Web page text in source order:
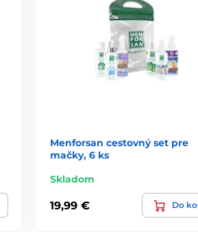
Menforsan cestovný set pre
mačky, 6 ks
Skladom
19,99 € Do